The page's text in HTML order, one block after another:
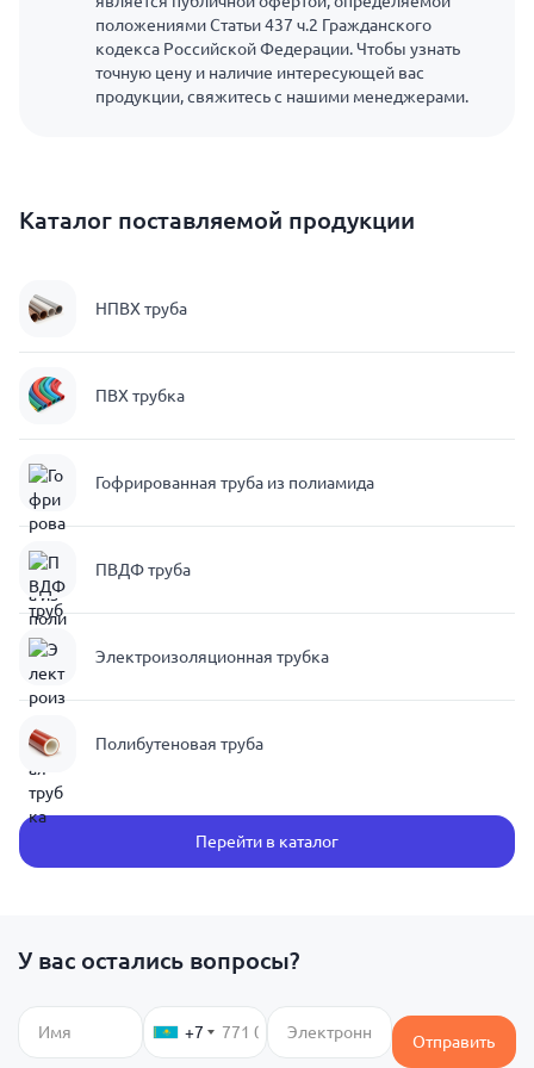
положениями Статьи 437 ч.2 Гражданского
кодекса Российской Федерации. Чтобы узнать
точную цену и наличие интересующей вас
продукции, свяжитесь с нашими менеджерами.
Каталог поставляемой продукции
НПВХ труба
ПВХ трубка
Гофрированная труба из полиамида
ПВДФ труба
Электроизоляционная трубка
Полибутеновая труба
Перейти в каталог
У вас остались вопросы?
+7 Отправить